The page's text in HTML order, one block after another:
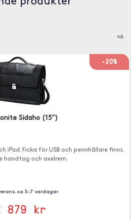
⇨
-20%
Sidaho (15")
iPad. Ficka för USB och pennhållare finns.
handtag och axelrem.
ca 3-7 vardagar
879 kr